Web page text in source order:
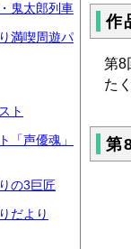
鬼太郎列車
満喫周遊パ
ト
「声優魂」
の3巨匠
だより
作
第8
た
第